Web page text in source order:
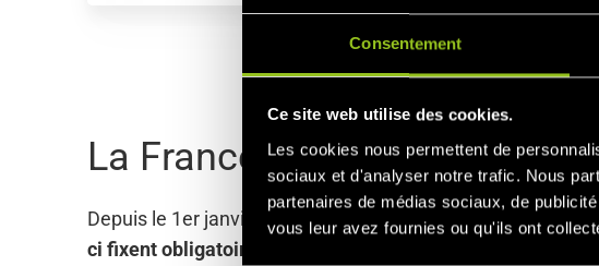
Consentement
Ce site web utilise des cookies.
Les cookies nous permettent de
sociaux et d'analyser notre trafic. Nous
partenaires de médias sociaux, de
vous leur avez fournies ou qu'ils ont
La France comme exemple
Depuis le 1er janvier 2017, la France connaît par exemple
ci fixent obligatoirement qu’à un moment défini, un